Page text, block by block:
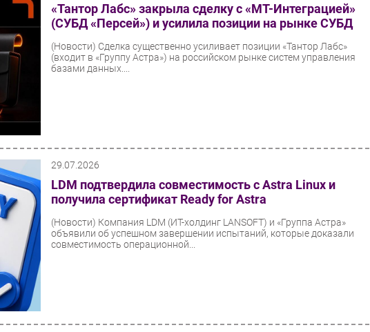
«Тантор Лабс» закрыла сделку с «МТ-Интеграцией»
(СУБД «Персей») и усилила позиции на рынке СУБД
(Новости) Сделка существенно усиливает позиции «Тантор Лабс»
(входит в «Группу Астра») на российском рынке систем управления
базами данных....
29.07.2026
LDM подтвердила совместимость с Astra Linux и
получила сертификат Ready for Astra
(Новости) Компания LDM (ИТ-холдинг LANSOFT) и «Группа Астра»
объявили об успешном завершении испытаний, которые доказали
совместимость операционной...